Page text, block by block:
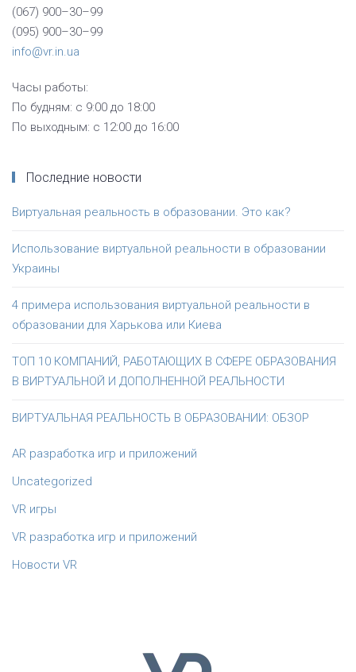
(067) 900–30–99
(095) 900–30–99
info@vr.in.ua
Часы работы:
По будням: с 9:00 до 18:00
По выходным: с 12:00 до 16:00
Последние новости
Виртуальная реальность в образовании. Это как?
Использование виртуальной реальности в образовании
Украины
4 примера использования виртуальной реальности в
образовании для Харькова или Киева
ТОП 10 КОМПАНИЙ, РАБОТАЮЩИХ В СФЕРЕ ОБРАЗОВАНИЯ
В ВИРТУАЛЬНОЙ И ДОПОЛНЕННОЙ РЕАЛЬНОСТИ
ВИРТУАЛЬНАЯ РЕАЛЬНОСТЬ В ОБРАЗОВАНИИ: ОБЗОР
AR разработка игр и приложений
Uncategorized
VR игры
VR разработка игр и приложений
Новости VR